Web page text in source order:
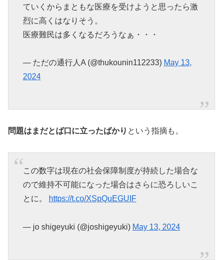
ていくからまともな医療を受けようと思ったら激
烈に高くはなりそう。
医療難民は多くなるだろうなぁ・・・
— ただの通行人A (@thukounin112233) May 13,
2024
問題はまだとば口に立ったばかり という指摘も。
この数字は現在の社会保障制度が持続した場合な
ので維持不可能になった場合はさらに恐ろしいこ
とに。
https://t.co/XSpQuEGUIF
— jo shigeyuki (@joshigeyuki) May 13, 2024